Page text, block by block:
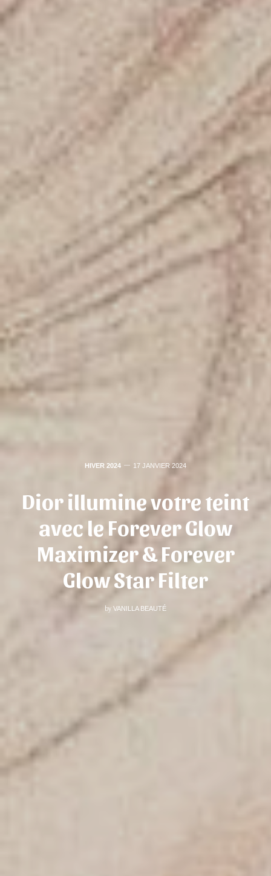
HIVER 2024 17 JANVIER 2024
Dior illumine votre teint
avec le Forever Glow
Maximizer & Forever
Glow Star Filter
by VANILLA BEAUTÉ